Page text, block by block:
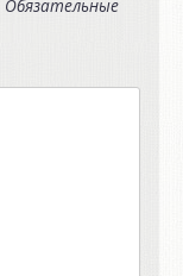
Обязательные